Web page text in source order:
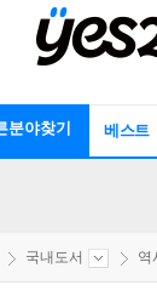
분야찾기 베스트
국내도서 역